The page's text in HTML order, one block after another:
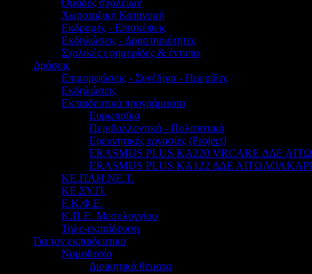
Χωροταξική Κατανομή
Εκδρομές - Επισκέψεις
Εκδηλώσεις - Δραστηριότητες
Σχολικές εφημερίδες & έντυπα
Δράσεις
Επιμορφώσεις - Συνέδρια - Ημερίδες
Εκδηλώσεις
Εκπαιδευτικά προγράμματα
Ευρωπαϊκά
Περιβαλλοντικά - Πολιτιστικά
Ερευνητικές εργασίες (Project)
ERASMUS PLUS KA220 VRCARE ΔΔΕ
ERASMUS PLUS KA122 ΔΔΕ
ΚΕ.ΠΛΗ.ΝΕ.Τ.
ΚΕ.ΣΥ.Π.
Ε.Κ.Φ.Ε.
Κ.Π.Ε. Μεσολογγίου
Τηλε-εκπαίδευση
Για τον εκπαιδευτικό
Νομοθεσία
Διοικητικά θέματα